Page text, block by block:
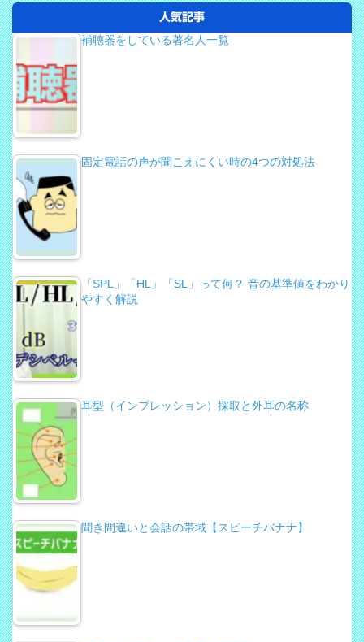
人気記事
補聴器をしている著名人一覧
固定電話の声が聞こえにくい時の4つの対処法
「SPL」「HL」「SL」って何？ 音の基準値をわかり
やすく解説
耳型（インプレッション）採取と外耳の名称
聞き間違いと会話の帯域【スピーチバナナ】